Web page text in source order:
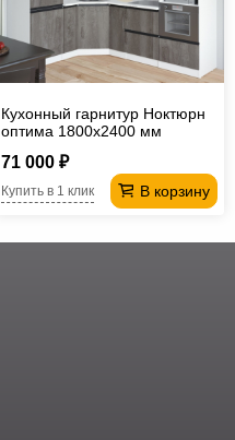
Кухонный гарнитур Ноктюрн
оптима 1800х2400 мм
71 000 ₽
В корзину
Купить в 1 клик